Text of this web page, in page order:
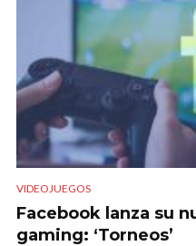
VIDEOJUEGOS
Facebook lanza su
gaming: ‘Torneos’